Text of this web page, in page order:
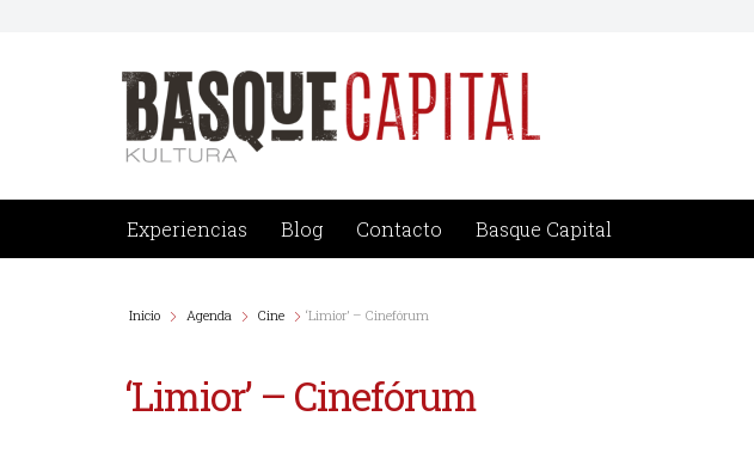
Experiencias Blog Contacto Basque Capital
Inicio Agenda Cine ‘Limior’ – Cinefórum
‘Limior’ – Cinefórum